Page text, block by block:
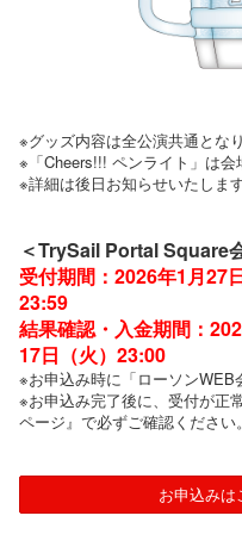
※グッズ内容は全公演共通となり
※「Cheers!!! ペンライト」は会
※詳細は後日お知らせいたします
＜TrySail Portal Square
受付期間：2026年1月27
23:59
結果確認・入金期間：
17日（火）23:00
※お申込み時に「ローソンWEB
※お申込み完了後に、受付が正
ページ』で必ずご確認ください。
お申込みは